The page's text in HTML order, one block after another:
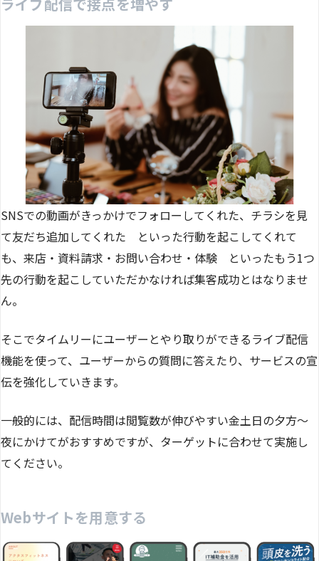
SNSでの動画がきっかけでフォローしてくれた、チラシを見
て友だち追加してくれた といった行動を起こしてくれて
も、来店・資料請求・お問い合わせ・体験 といったもう1つ
先の行動を起こしていただかなければ集客成功とはなりませ
ん。
そこでタイムリーにユーザーとやり取りができるライブ配信
機能を使って、ユーザーからの質問に答えたり、サービスの宣
伝を強化していきます。
一般的には、配信時間は閲覧数が伸びやすい金土日の夕方〜
夜にかけてがおすすめですが、ターゲットに合わせて実施し
てください。
Webサイトを用意する